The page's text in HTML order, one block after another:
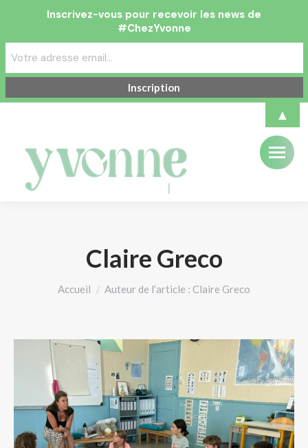
Claire Greco
Vous êtes ici :
Accueil Auteur de l’article : Claire Greco
Inscrivez-vous pour recevoir les news de
#ChezYvonne
▲